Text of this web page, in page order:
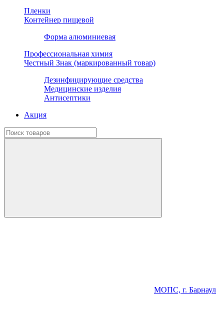
Пленки
Контейнер пищевой
Форма алюминиевая
Профессиональная химия
Честный Знак (маркированный товар)
Дезинфицирующие средства
Медицинские изделия
Антисептики
Акция
МОПС, г. Барнаул